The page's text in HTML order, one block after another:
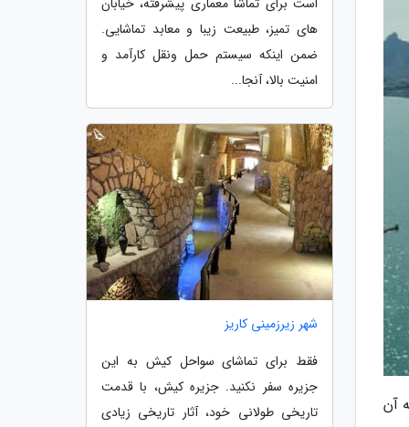
آن
های تمیز، طبیعت زیبا و معابد تماشایی.
ضمن اینکه سیستم حمل ونقل کارآمد و
امنیت بالا، آنجا...
شهر زیرزمینی کاریز
فقط برای تماشای سواحل کیش به این
جزیره سفر نکنید. جزیره کیش، با قدمت
تاریخی طولانی خود، آثار تاریخی زیادی